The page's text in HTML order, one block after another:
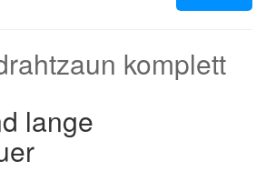
komplett
lange